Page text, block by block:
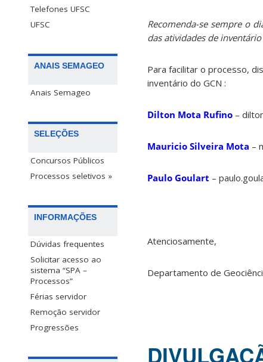
Telefones UFSC
UFSC
ANAIS SEMAGEO
Anais Semageo
SELEÇÕES
Concursos Públicos
Processos seletivos »
INFORMAÇÕES
Dúvidas frequentes
Solicitar acesso ao
sistema “SPA –
Processos”
Férias servidor
Remoção servidor
Progressões
Recomenda-se sempre o
das atividades de
Para facilitar o processo,
inventário do GCN :
Dilton Mota Rufino –
Mauricio Silveira Mota –
Paulo Goulart –
Atenciosamente,
Departamento de